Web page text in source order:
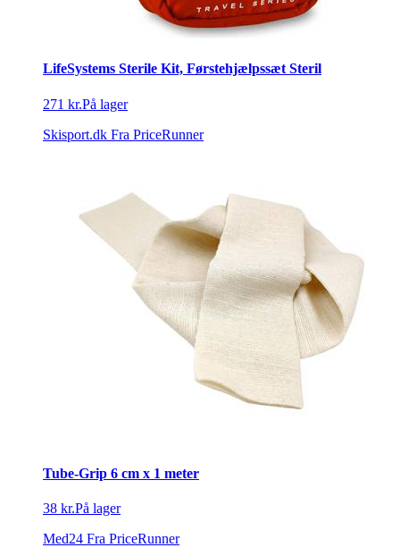
LifeSystems Sterile Kit, Førstehjælpssæt Steril
271 kr.På lager
Skisport.dk Fra PriceRunner
Tube-Grip 6 cm x 1 meter
38 kr.På lager
Med24 Fra PriceRunner